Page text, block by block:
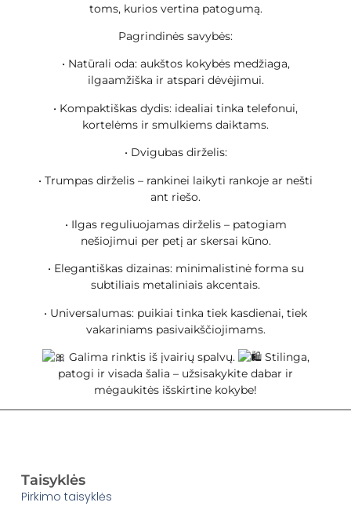
toms, kurios vertina patogumą.
Pagrindinės savybės:
• Natūrali oda: aukštos kokybės medžiaga,
ilgaamžiška ir atspari dėvėjimui.
• Kompaktiškas dydis: idealiai tinka telefonui,
kortelėms ir smulkiems daiktams.
• Dvigubas dirželis:
• Trumpas dirželis – rankinei laikyti rankoje ar nešti
ant riešo.
• Ilgas reguliuojamas dirželis – patogiam
nešiojimui per petį ar skersai kūno.
• Elegantiškas dizainas: minimalistinė forma su
subtiliais metaliniais akcentais.
• Universalumas: puikiai tinka tiek kasdienai, tiek
vakariniams pasivaikščiojimams.
Galima rinktis iš įvairių spalvų.
Stilinga,
patogi ir visada šalia – užsisakykite dabar ir
mėgaukitės išskirtine kokybe!
Taisyklės
Pirkimo taisyklės